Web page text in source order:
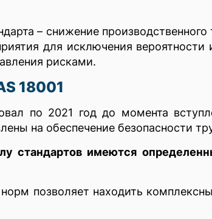
– снижение
для исключения вероятности
рисками.
18001
по 2021 год до момента
на обеспечение безопасности
стандартов имеются
позволяет находить